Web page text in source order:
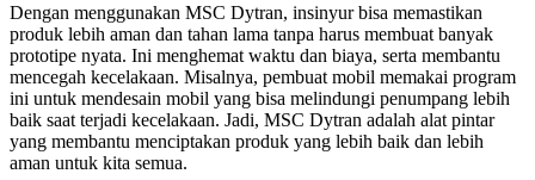
Dengan menggunakan MSC Dytran, insinyur bisa memastikan
produk lebih aman dan tahan lama tanpa harus membuat banyak
prototipe nyata. Ini menghemat waktu dan biaya, serta membantu
mencegah kecelakaan. Misalnya, pembuat mobil memakai program
ini untuk mendesain mobil yang bisa melindungi penumpang lebih
baik saat terjadi kecelakaan. Jadi, MSC Dytran adalah alat pintar
yang membantu menciptakan produk yang lebih baik dan lebih
aman untuk kita semua.